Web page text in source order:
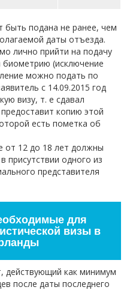
быть подана не ранее, чем
даты отъезда.
лично прийти на подачу
(исключение
можно подать по
с 14.09.2015 год
визу, т. е сдавал
копию этой
есть пометка об
от 12 до 18 лет должны
присутствии одного из
представителя
для
визы в
действующий как минимум
после даты последнего